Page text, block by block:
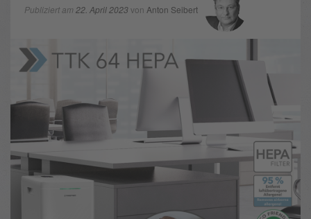
Publiziert am 22. April 2023von Anton Seibert